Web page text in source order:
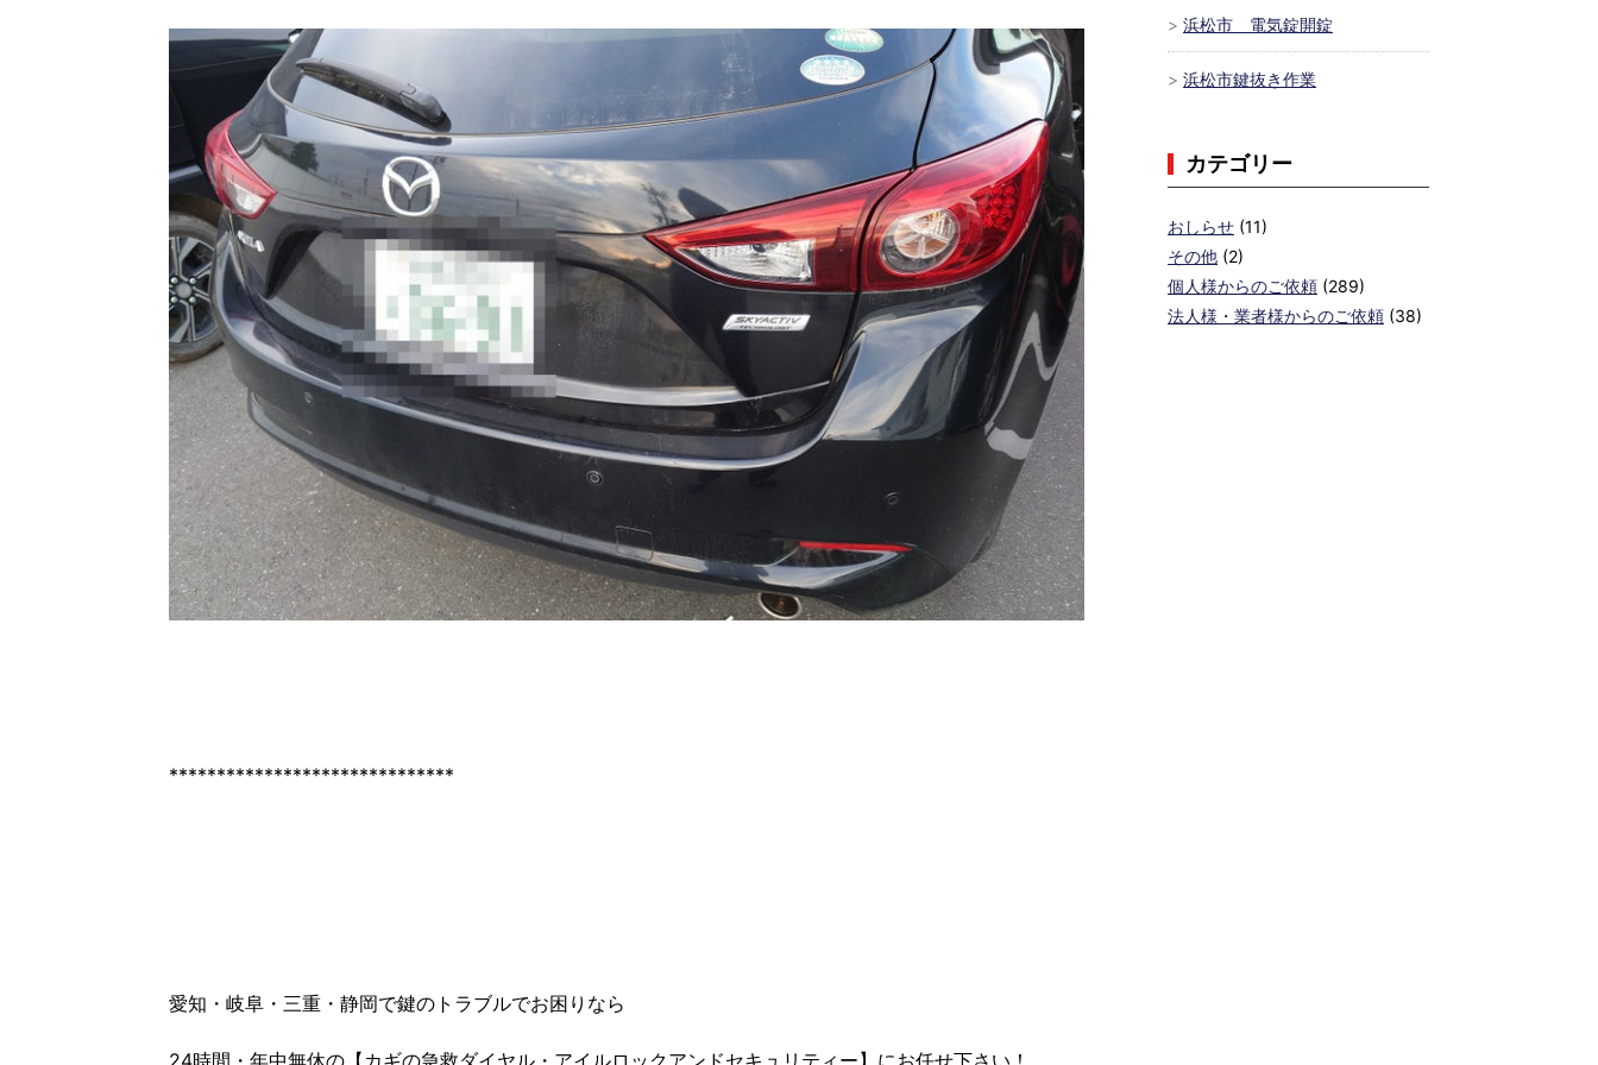
******************************
愛知・岐阜・三重・静岡で鍵のトラブルでお困りなら
24時間・年中無休の【カギの急救ダイヤル・アイルロックアンドセキュリティー】にお任せ下さい！
浜松市 電気錠開錠
浜松市鍵抜き作業
カテゴリー
おしらせ (11)
その他 (2)
個人様からのご依頼 (289)
法人様・業者様からのご依頼 (38)